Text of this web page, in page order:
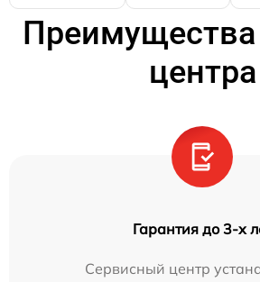
Преимущества
центра
Гарантия до 3-х
Сервисный центр